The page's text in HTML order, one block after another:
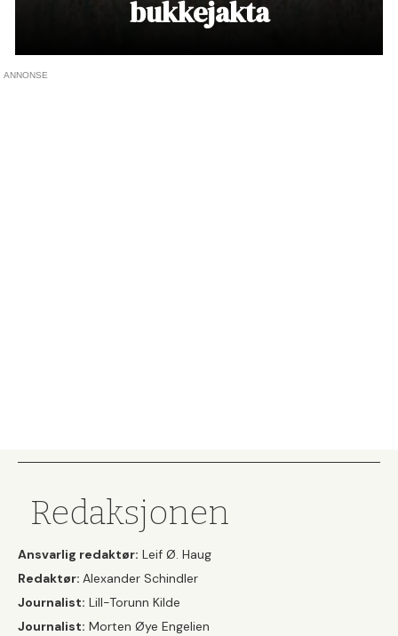
bukkejakta
ANNONSE
Redaksjonen
Ansvarlig redaktør: Leif Ø. Haug
Redaktør: Alexander Schindler
Journalist: Lill-Torunn Kilde
Journalist: Morten Øye Engelien